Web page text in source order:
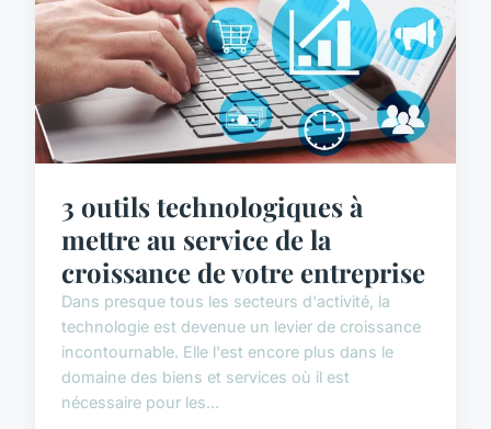
3 outils technologiques à
mettre au service de la
croissance de votre entreprise
Dans presque tous les secteurs d'activité, la
technologie est devenue un levier de croissance
incontournable. Elle l'est encore plus dans le
domaine des biens et services où il est
nécessaire pour les...